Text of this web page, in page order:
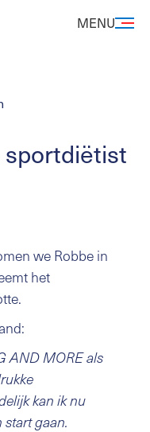
MENU
sportdiëtist
we Robbe in
het
AND MORE als
kan ik nu
gaan.